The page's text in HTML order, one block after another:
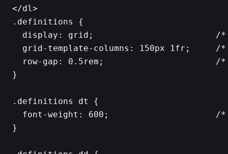
.definitions {
display: grid;                        /
grid-template-columns: 150px 1fr;     /
row-gap: 0.5rem;                      /
}
.definitions dt {
font-weight: 600;                     /
}